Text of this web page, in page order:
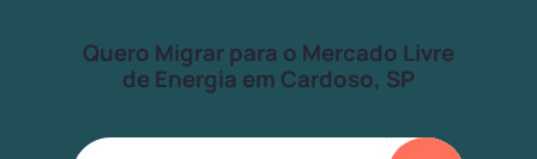
Quero Migrar para o Mercado Livre
de Energia em Cardoso, SP